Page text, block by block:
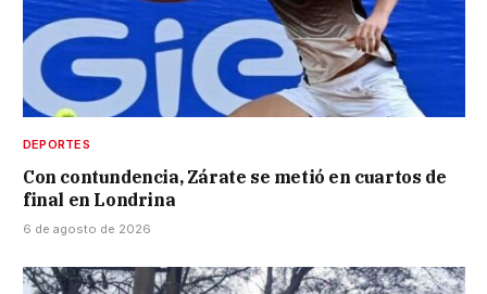
DEPORTES
Con contundencia, Zárate se metió en cuartos de
final en Londrina
6 de agosto de 2026